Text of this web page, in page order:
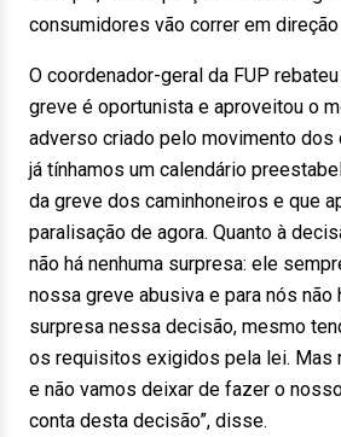
consumidores vão correr em direção
O coordenador-geral da FUP
greve é oportunista e aproveitou o
adverso criado pelo movimento dos
já tínhamos um calendário
da greve dos caminhoneiros e que
paralisação de agora. Quanto à
não há nenhuma surpresa: ele
nossa greve abusiva e para nós não
surpresa nessa decisão, mesmo
os requisitos exigidos pela lei. Mas
e não vamos deixar de fazer o
conta desta decisão”, disse.